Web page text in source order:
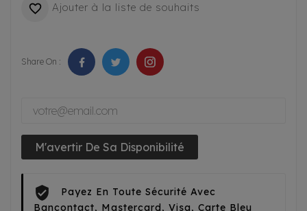
 Ajouter à la liste de souhaits
Share On :
M'avertir De Sa Disponibilité
Payez En Toute Sécurité Avec
Bancontact, Mastercard, Visa, Carte Bleu